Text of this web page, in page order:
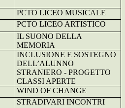
PCTO LICEO MUSICALE
PCTO LICEO ARTISTICO
IL SUONO DELLA
MEMORIA
INCLUSIONE E SOSTEGNO
DELL’ALUNNO
STRANIERO - PROGETTO
CLASSI APERTE
WIND OF CHANGE
STRADIVARI INCONTRI